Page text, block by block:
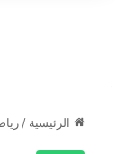
الرئيسية /